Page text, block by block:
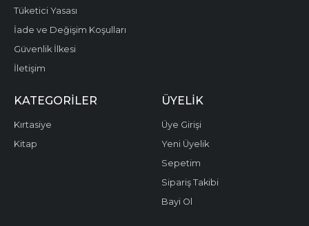
Tüketici Yasası
İade ve Değişim Koşulları
Güvenlik İlkesi
İletişim
KATEGORILER
Kırtasiye
Kitap
ÜYELIK
Üye Girişi
Yeni Üyelik
Sepetim
Sipariş Takibi
Bayi Ol